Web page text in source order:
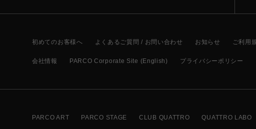
初めてのお客様へ よくあるご質問 / お問い合わせ お知らせ ご利用
会社情報 PARCO Corporate Site (English) プライバシーポリシー
PARCO ART PARCO STAGE CLUB QUATTRO QUATTRO LABO